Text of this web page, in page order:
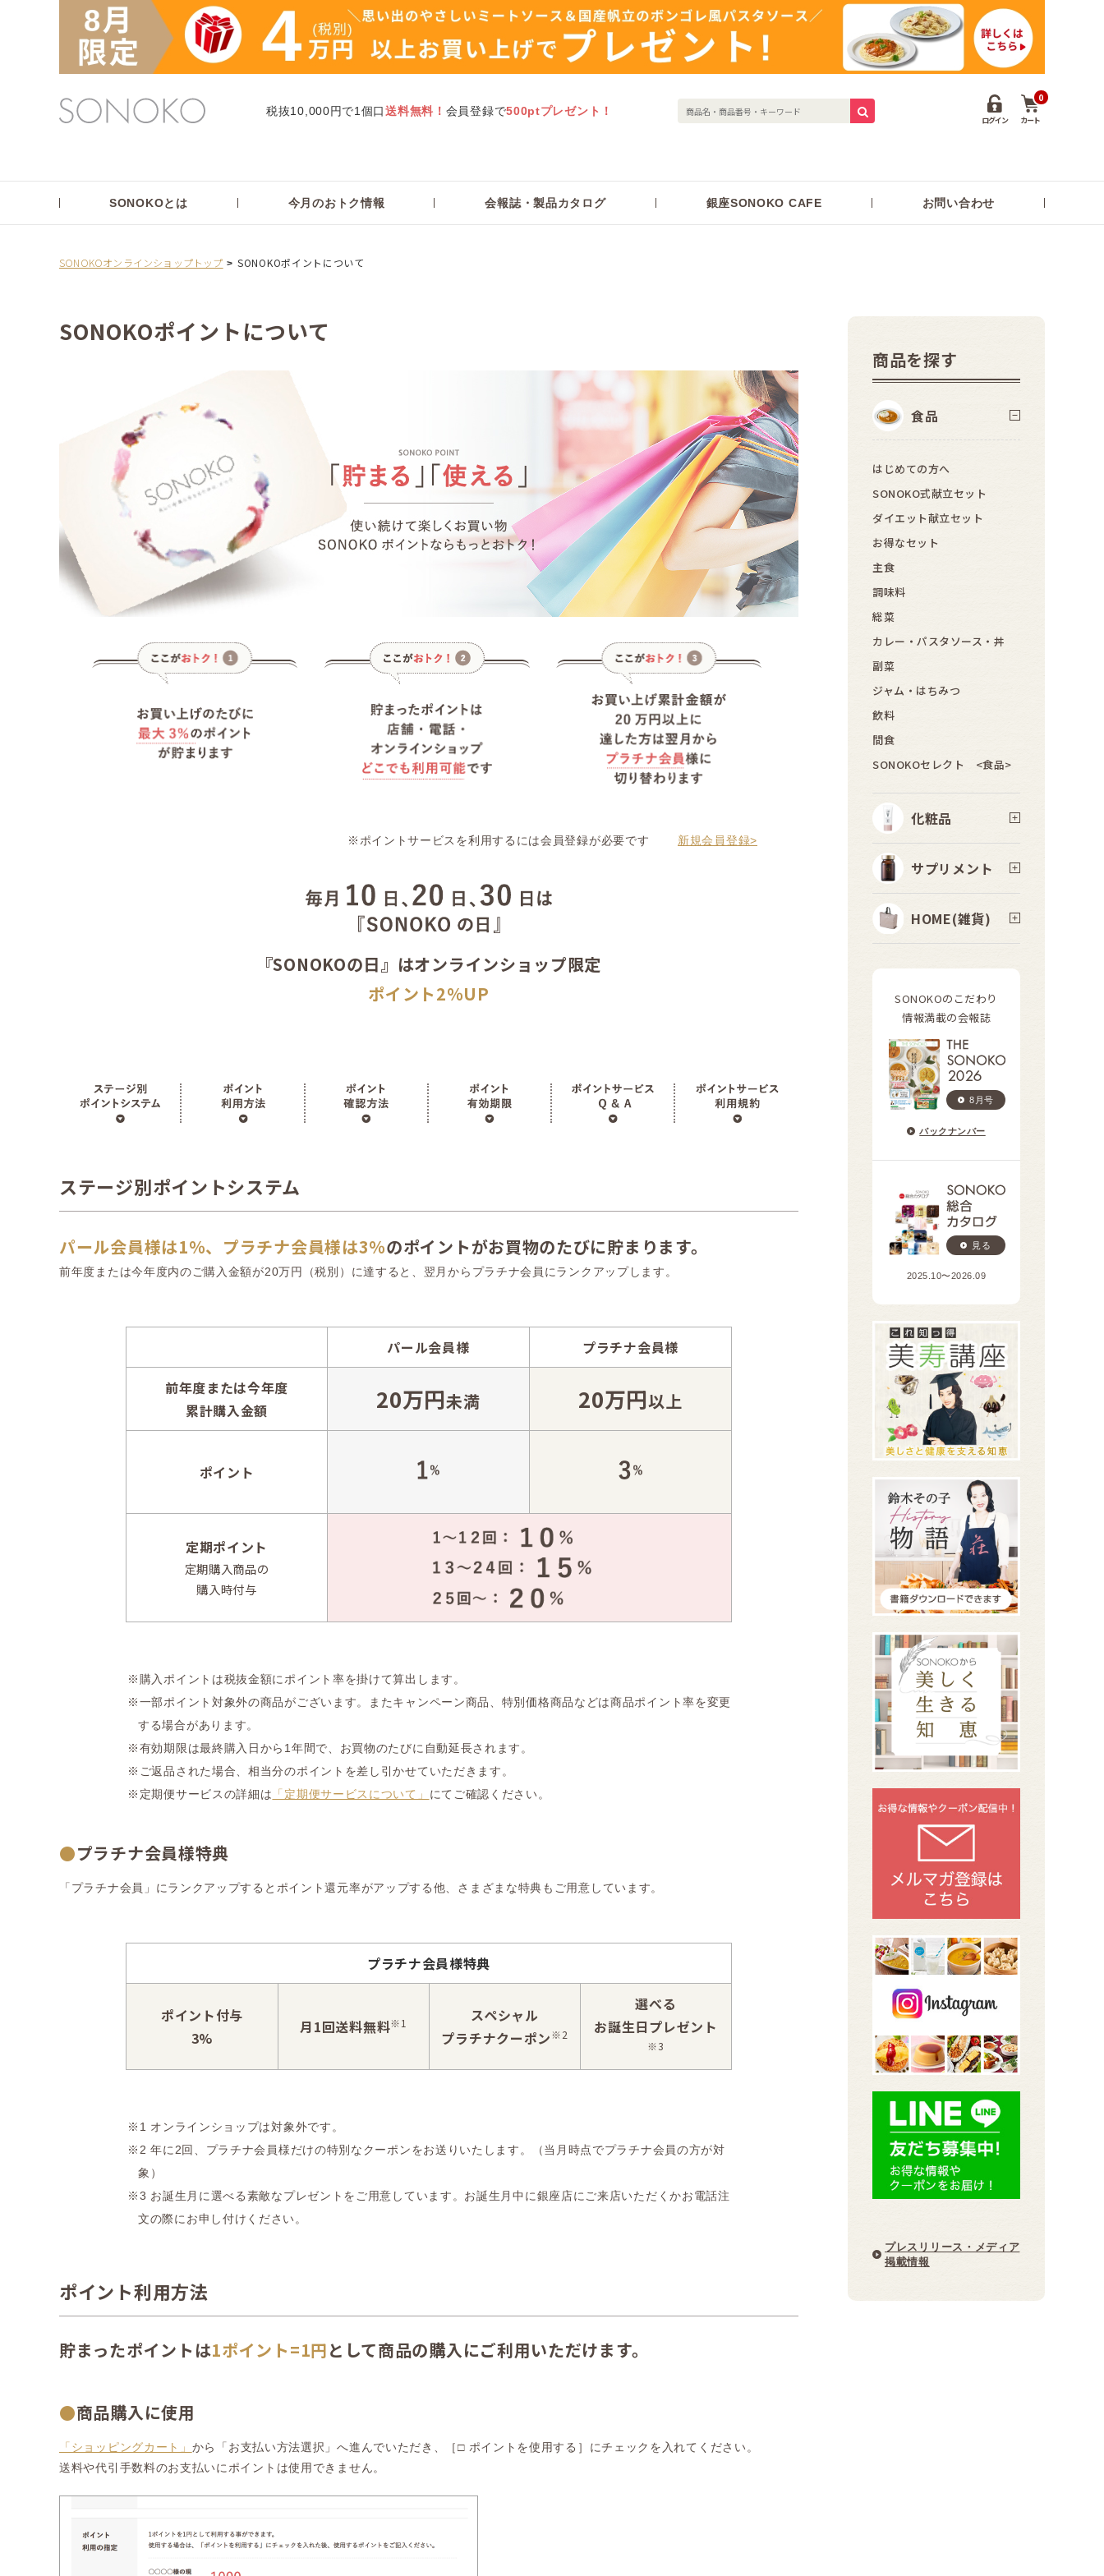
税抜10,000円で1個口送料無料！ 会員登録で500ptプレゼント！
ログイン カート
0
SONOKOとは 銀座SONOKO CAFE
今月のおトク情報 会報誌・製品カタログ お問い合わせ
SONOKOオンラインショップトップ SONOKOポイントについて
SONOKOポイントについて
※ポイントサービスを利用するには会員登録が必要です 新規会員登録>
『SONOKOの日』はオンラインショップ限定
ポイント2％UP
ステージ別ポイントシステム
パール会員様は1％、プラチナ会員様は3％のポイントがお買物のたびに貯まります。
前年度または今年度内のご購入金額が20万円（税別）に達すると、翌月からプラチナ会員にランクアップします。
パール会員様 プラチナ会員様
前年度または今年度
累計購入金額
20万円未満 20万円以上
ポイント
定期ポイント
定期購入商品の
購入時付与
※ 購入ポイントは税抜金額にポイント率を掛けて算出します。
※一部ポイント対象外の商品がございます。またキャンペーン商品、特別価格商品などは商品ポイント率を変更
する場合があります。
※有効期限は最終購入日から1年間で、お買物のたびに自動延長されます。
※ ご返品された場合、相当分のポイントを差し引かせていただきます。
※ 定期便サービスの詳細は 「定期便サービスについて」 にてご確認ください。
●プラチナ会員様特典
「プラチナ会員」にランクアップするとポイント還元率がアップする他、さまざまな特典もご用意しています。
プラチナ会員様特典
ポイント付与
3%
月1回送料無料※1
スペシャル
プラチナクーポン※2
選べる
お誕生日プレゼント
※3
※1 オンラインショップは対象外です。
※2年に2回、プラチナ会員様だけの特別なクーポンをお送りいたします。（当月時点でプラチナ会員の方が対
象）
※3 お誕生月に選べる素敵なプレゼントをご用意しています。お誕生月中に銀座店にご来店いただくかお電話注
文の際にお申し付けください。
ポイント利用方法
貯まったポイントは1ポイント=1円として商品の購入にご利用いただけます。
●商品購入に使用
「ショッピングカート」 から「お支払い方法選択」へ進んでいただき、［□ ポイントを使用する］にチェックを入れてください。
送料や代引手数料のお支払いにポイントは使用できません。
商品を探す
食品
はじめての方へ
SONOKO式献立セット
ダイエット献立セット
お得なセット
主食
調味料
総菜
カレー・パスタソース・丼
副菜
ジャム・はちみつ
飲料
間食
SONOKOセレクト <食品>
化粧品
サプリメント
HOME(雑貨)
SONOKOのこだわり
情報満載の会報誌
8月号
バックナンバー
見る
2025.10〜2026.09
プレスリリース・メディア
掲載情報